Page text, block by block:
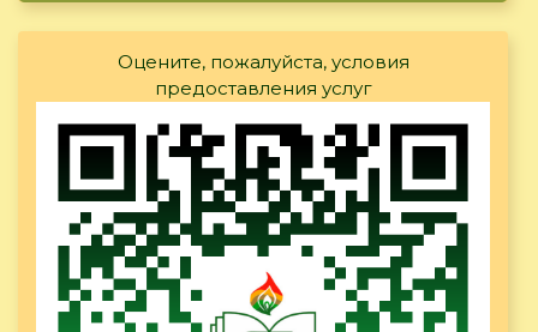
Оцените, пожалуйста, условия
предоставления услуг